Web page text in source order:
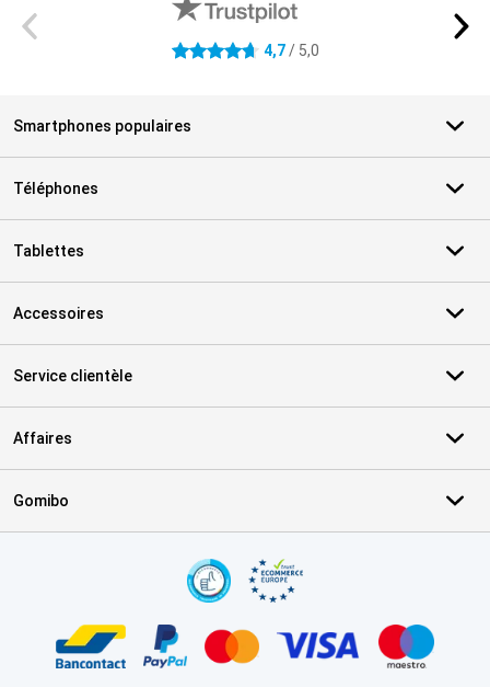
4.7 étoiles 4,7/ 5,0
Smartphones populaires
Téléphones
Tablettes
Accessoires
Service clientèle
Affaires
Gomibo